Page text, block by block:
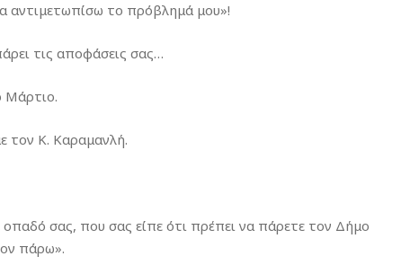
αντιμετωπίσω το πρόβλημά μου»!
τις αποφάσεις σας…
Μάρτιο.
τον Κ. Καραμανλή.
σας, που σας είπε ότι πρέπει να πάρετε τον Δήμο
πάρω».